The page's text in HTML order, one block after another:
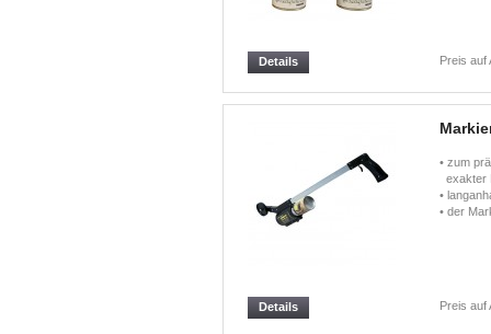
Preis auf
Details
• zum
exakter
•
• der
Preis auf
Details